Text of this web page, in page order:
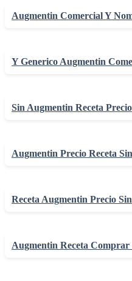
Augmentin Comercial Y
Y Generico Augmentin
Sin Augmentin Receta Precio
Augmentin Precio Receta Sin
Receta Augmentin Precio Sin
Augmentin Receta Comprar